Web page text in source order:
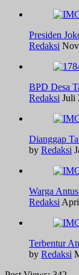
Presiden
Redaksi
BPD Desa
Redaksi Juli
Dianggap
by Redaksi
Warga
Redaksi
Terbentur
by Redaksi